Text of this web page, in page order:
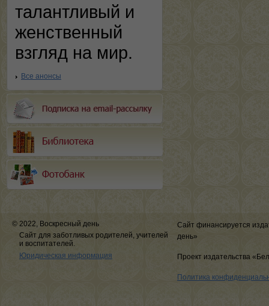
талантливый и
женственный
взгляд на мир.
Все анонсы
© 2022, Воскресный день
Сайт для заботливых родителей, учителей
и воспитателей.
Юридическая информация
Сайт финансируется
день»
Проект издательства
Политика